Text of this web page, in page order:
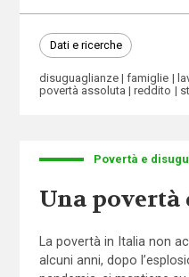
Dati e ricerche
disuguaglianze famiglie
povertà assoluta
reddito
Povertà e
Una povertà
La povertà in Italia non
alcuni anni, dopo